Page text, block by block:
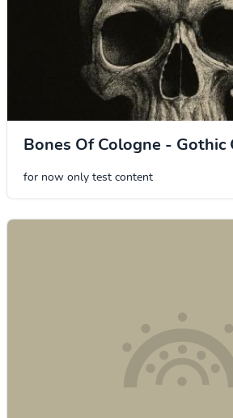
Bones Of Cologne - Gothic
for now only test content